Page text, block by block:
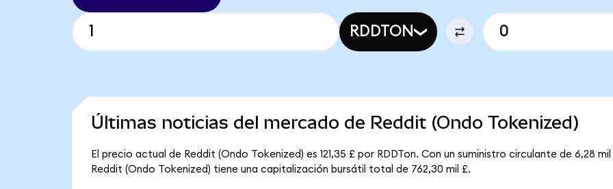
RDDTON
Últimas noticias del mercado de Reddit (Ondo Tokenized)
El precio actual de Reddit (Ondo Tokenized) es 121,35 £ por RDDTon. Con un suministro circulante de 6,28
Reddit (Ondo Tokenized) tiene una capitalización bursátil total de 762,30 mil £.